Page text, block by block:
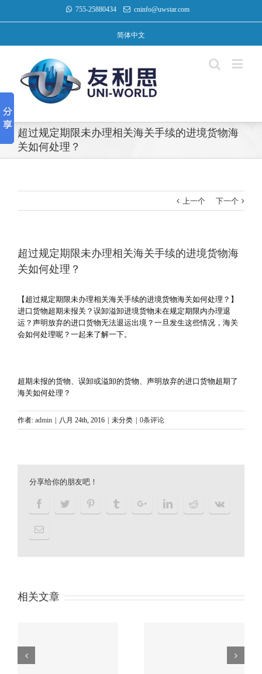
755-25880434 cninfo@uwstar.com
简体中文
超过规定期限未办理相关海关手续的进境货物海
关如何处理？
上一个 下一个
超过规定期限未办理相关海关手续的进境货物海
关如何处理？
【超过规定期限未办理相关海关手续的进境货物海关如何处理？】
进口货物超期未报关？误卸溢卸进境货物未在规定期限内办理退
运？声明放弃的进口货物无法退运出境？一旦发生这些情况，海关
会如何处理呢？一起来了解一下。
超期未报的货物、误卸或溢卸的货物、声明放弃的进口货物超期了
海关如何处理？
作者: admin 八月 24th, 2016 未分类 0条评论
分享给你的朋友吧！
相关文章
图说香港2017-2018年